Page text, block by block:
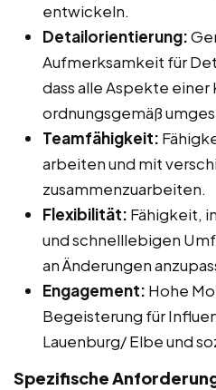
entwickeln.
Detailorientierung:
Aufmerksamkeit für
dass alle Aspekte einer
ordnungsgemäß
Teamfähigkeit:
arbeiten und mit
zusammenzuarbeiten.
Flexibilität: Fähigkeit,
und schnelllebigen
an Änderungen
Engagement: Hohe
Begeisterung für
Lauenburg/ Elbe und
Spezifische